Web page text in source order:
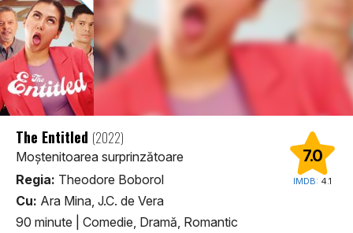
7.0
IMDB: 4.1
The Entitled (2022)
Moștenitoarea surprinzătoare
Regia: Theodore Boborol
Cu: Ara Mina, J.C. de Vera
90 minute
Comedie, Dramă, Romantic